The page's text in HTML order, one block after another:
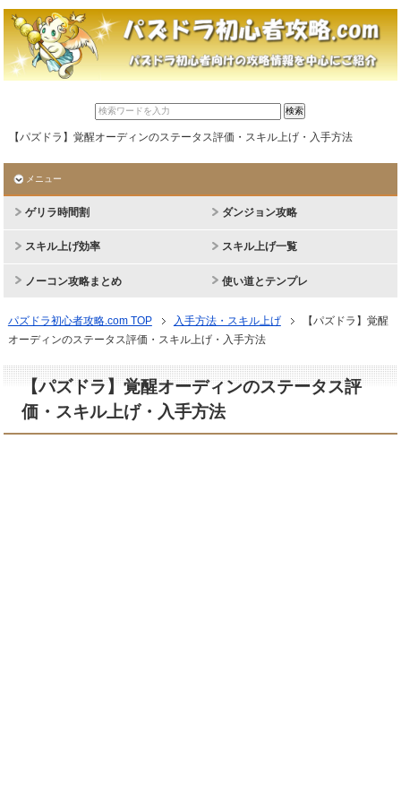
【パズドラ】覚醒オーディンのステータス評価・スキル上げ・入手方法
メニュー
ゲリラ時間割 ダンジョン攻略
スキル上げ効率 スキル上げ一覧
ノーコン攻略まとめ 使い道とテンプレ
パズドラ初心者攻略.com TOP 入手方法・スキル上げ
【パズドラ】覚醒
オーディンのステータス評価・スキル上げ・入手方法
【パズドラ】覚醒オーディンのステータス評
価・スキル上げ・入手方法